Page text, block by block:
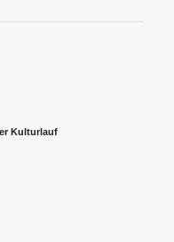
Kulturlauf